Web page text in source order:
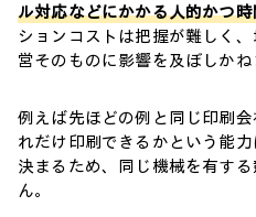
ル対応などにかかる人的かつ
ションコストは把握が難しく
営そのものに影響を及ぼしかね
例えば先ほどの例と同じ印刷
れだけ印刷できるかという能
決まるため、同じ機械を有す
ん。